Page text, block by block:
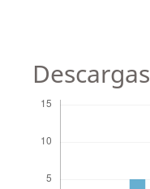
Descargas